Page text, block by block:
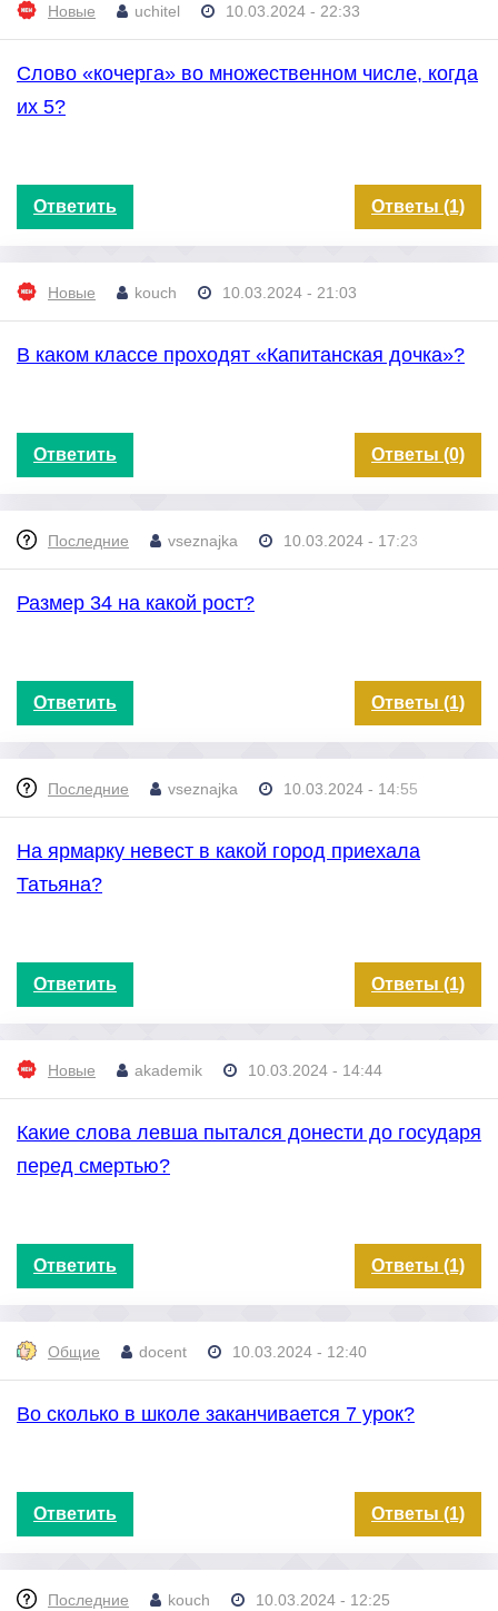
Новые uchitel 10.03.2024 - 22:33
Слово «кочерга» во множественном числе, когда
их 5?
Ответить Ответы (1)
Новые kouch 10.03.2024 - 21:03
В каком классе проходят «Капитанская дочка»?
Ответить Ответы (0)
Последние vseznajka 10.03.2024 - 17:23
Размер 34 на какой рост?
Ответить Ответы (1)
Последние vseznajka 10.03.2024 - 14:55
На ярмарку невест в какой город приехала
Татьяна?
Ответить Ответы (1)
Новые akademik 10.03.2024 - 14:44
Какие слова левша пытался донести до государя
перед смертью?
Ответить Ответы (1)
Общие docent 10.03.2024 - 12:40
Во сколько в школе заканчивается 7 урок?
Ответить Ответы (1)
Последние kouch 10.03.2024 - 12:25